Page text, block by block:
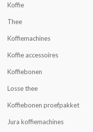
Koffie
Thee
Koffiemachines
Koffie accessoires
Koffiebonen
Losse thee
Koffiebonen proefpakket
Jura koffiemachines